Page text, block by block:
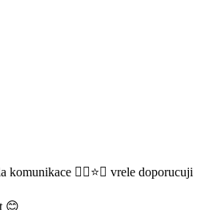
👌🏻⭐️😊 vrele doporucuji
😊